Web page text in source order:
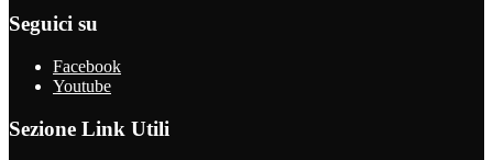
Seguici su
Facebook
Youtube
Sezione Link Utili